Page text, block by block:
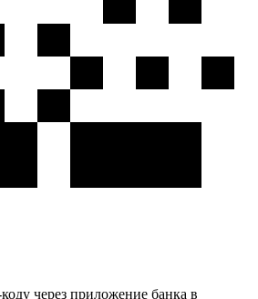
через приложение банка в